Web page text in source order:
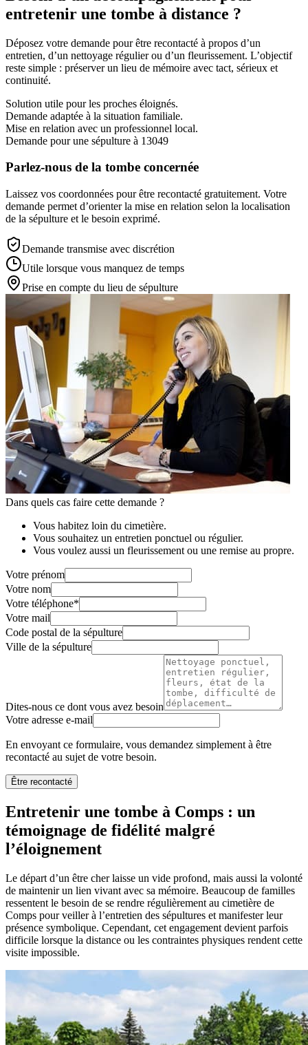
entretenir une tombe à distance ?
Déposez votre demande pour être recontacté à propos d’un
entretien, d’un nettoyage régulier ou d’un fleurissement. L’objectif
reste simple : préserver un lieu de mémoire avec tact, sérieux et
continuité.
Solution utile pour les proches éloignés.
Demande adaptée à la situation familiale.
Mise en relation avec un professionnel local.
Demande pour une sépulture à 13049
Parlez-nous de la tombe concernée
Laissez vos coordonnées pour être recontacté gratuitement. Votre
demande permet d’orienter la mise en relation selon la localisation
de la sépulture et le besoin exprimé.
Demande transmise avec discrétion
Utile lorsque vous manquez de temps
Prise en compte du lieu de sépulture
Dans quels cas faire cette demande ?
Vous habitez loin du cimetière.
Vous souhaitez un entretien ponctuel ou régulier.
Vous voulez aussi un fleurissement ou une remise au propre.
Votre prénom
Votre nom
Votre téléphone*
Votre mail
Code postal de la sépulture
Ville de la sépulture
Dites-nous ce dont vous avez besoin
Votre adresse e-mail
En envoyant ce formulaire, vous demandez simplement à être
recontacté au sujet de votre besoin.
Être recontacté
Entretenir une tombe à Comps : un
témoignage de fidélité malgré
l’éloignement
Le départ d’un être cher laisse un vide profond, mais aussi la volonté
de maintenir un lien vivant avec sa mémoire. Beaucoup de familles
ressentent le besoin de se rendre régulièrement au cimetière de
Comps pour veiller à l’entretien des sépultures et manifester leur
présence symbolique. Cependant, cet engagement devient parfois
difficile lorsque la distance ou les contraintes physiques rendent cette
visite impossible.